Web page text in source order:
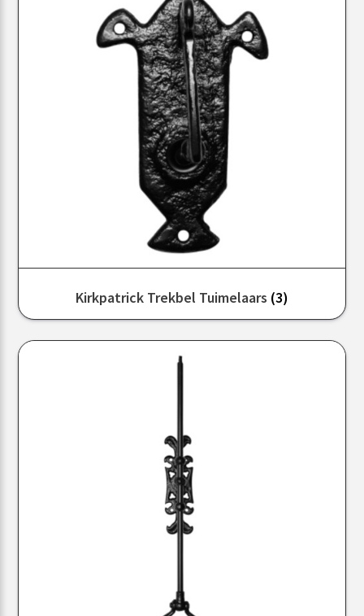
Kirkpatrick Trekbel Tuimelaars (3)